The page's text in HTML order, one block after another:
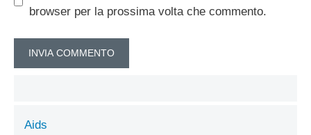
browser per la prossima volta che commento.
Aids